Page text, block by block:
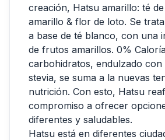
creación, Hatsu amarillo: té
amarillo & flor de loto. Se
a base de té blanco, con una
de frutos amarillos. 0%
carbohidratos, endulzado
stevia, se suma a la nuevas
nutrición. Con esto, Hatsu
compromiso a ofrecer
diferentes y saludables.
Hatsu está en diferentes